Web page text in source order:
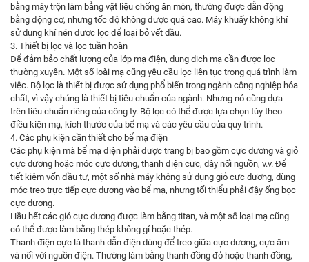
bằng máy trộn làm bằng vật liệu chống ăn mòn, thường được dẫn động
bằng động cơ, nhưng tốc độ không được quá cao. Máy khuấy không khí
sử dụng khí nén được lọc để loại bỏ vết dầu.
3. Thiết bị lọc và lọc tuần hoàn
Để đảm bảo chất lượng của lớp mạ điện, dung dịch mạ cần được lọc
thường xuyên. Một số loài mạ cũng yêu cầu lọc liên tục trong quá trình làm
việc. Bộ lọc là thiết bị được sử dụng phổ biến trong ngành công nghiệp hóa
chất, vì vậy chúng là thiết bị tiêu chuẩn của ngành. Nhưng nó cũng dựa
trên tiêu chuẩn riêng của công ty. Bộ lọc có thể được lựa chọn tùy theo
điều kiện mạ, kích thước của bể mạ và các yêu cầu của quy trình.
4. Các phụ kiện cần thiết cho bể mạ điện
Các phụ kiện mà bể mạ điện phải được trang bị bao gồm cực dương và giỏ
cực dương hoặc móc cực dương, thanh điện cực, dây nối nguồn, v.v. Để
tiết kiệm vốn đầu tư, một số nhà máy không sử dụng giỏ cực dương, dùng
móc treo trực tiếp cực dương vào bể mạ, nhưng tối thiểu phải đậy ống bọc
cực dương.
Hầu hết các giỏ cực dương được làm bằng titan, và một số loại mạ cũng
có thể được làm bằng thép không gỉ hoặc thép.
Thanh điện cực là thanh dẫn điện dùng để treo giữa cực dương, cực âm
và nối với nguồn điện. Thường làm bằng thanh đồng đỏ hoặc thanh đồng,